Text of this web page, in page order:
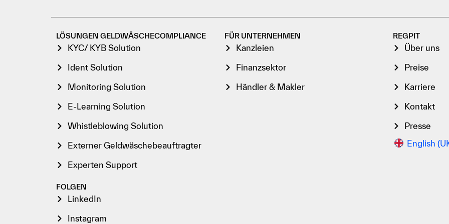
LÖSUNGEN GELDWÄSCHECOMPLIANCE
KYC/ KYB Solution
Ident Solution
Monitoring Solution
E-Learning Solution
Whistleblowing Solution
Externer Geldwäschebeauftragter
Experten Support
FÜR UNTERNEHMEN
Kanzleien
Finanzsektor
Händler & Makler
REGPIT
Über uns
Preise
Karriere
Kontakt
Presse
English
FOLGEN
LinkedIn
Instagram